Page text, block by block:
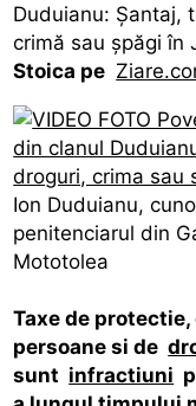
Duduianu: Șantaj,
crimă sau șpăgi în
Stoica pe
Ion Duduianu,
penitenciarul din
Mototolea
Taxe de
persoane si de
sunt infractiuni